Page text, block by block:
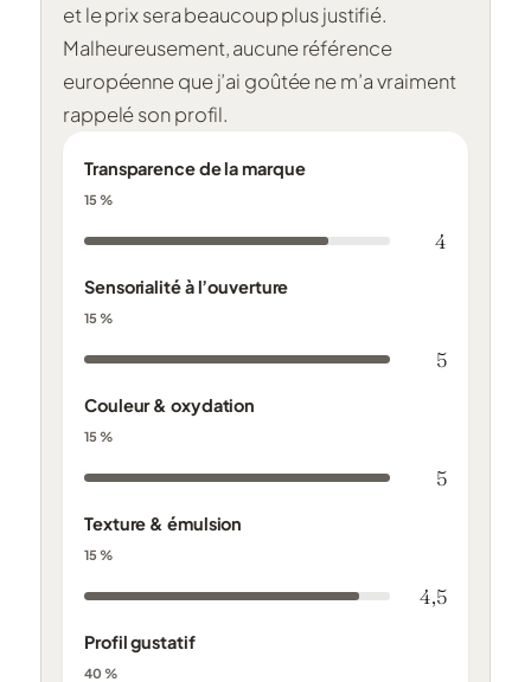
et le prix sera beaucoup plus justifié.
Malheureusement, aucune référence
européenne que j’ai goûtée ne m’a vraiment
rappelé son profil.
Transparence de la marque
15 %
4
Sensorialité à l’ouverture
15 %
5
Couleur & oxydation
15 %
5
Texture & émulsion
15 %
4,5
Profil gustatif
40 %